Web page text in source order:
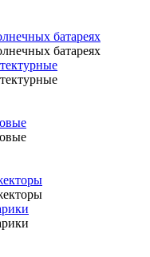
батареях
батареях